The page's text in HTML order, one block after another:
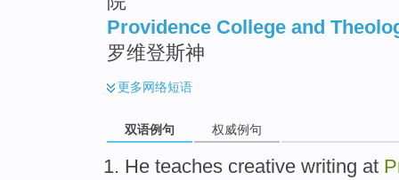
Providence College and
罗维登斯神
更多网络短语
双语例句 权威例句
He teaches creative writing at